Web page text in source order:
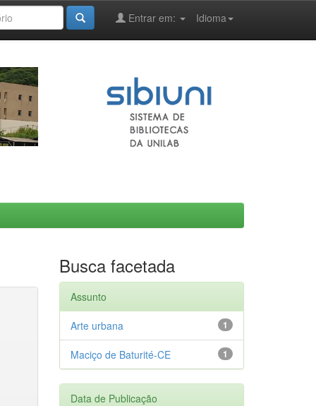
Idioma
Entrar em:
Busca facetada
Assunto
1
Arte urbana
1
Maciço de Baturité-CE
Data de Publicação